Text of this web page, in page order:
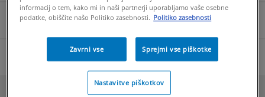
ZAKAJ CERAVE
NASVETI ZA KOŽO
informacij o tem, kako mi in naši partnerji uporabljamo vaše osebne
podatke, obiščite našo Politiko zasebnosti. Politiko zasebnosti
Zavrni vse Sprejmi vse piškotke
Nastavitve piškotkov